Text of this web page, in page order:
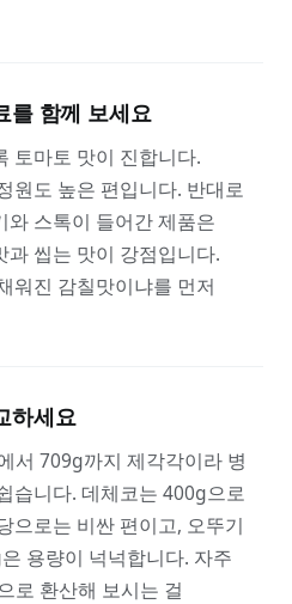
를 함께 보세요
토마토 맛이 진합니다.
원도 높은 편입니다. 반대로
와 스톡이 들어간 제품은
과 씹는 맛이 강점입니다.
워진 감칠맛이냐를 먼저
하세요
서 709g까지 제각각이라 병
습니다. 데체코는 400g으로
으로는 비싼 편이고, 오뚜기
용량이 넉넉합니다. 자주
로 환산해 보시는 걸